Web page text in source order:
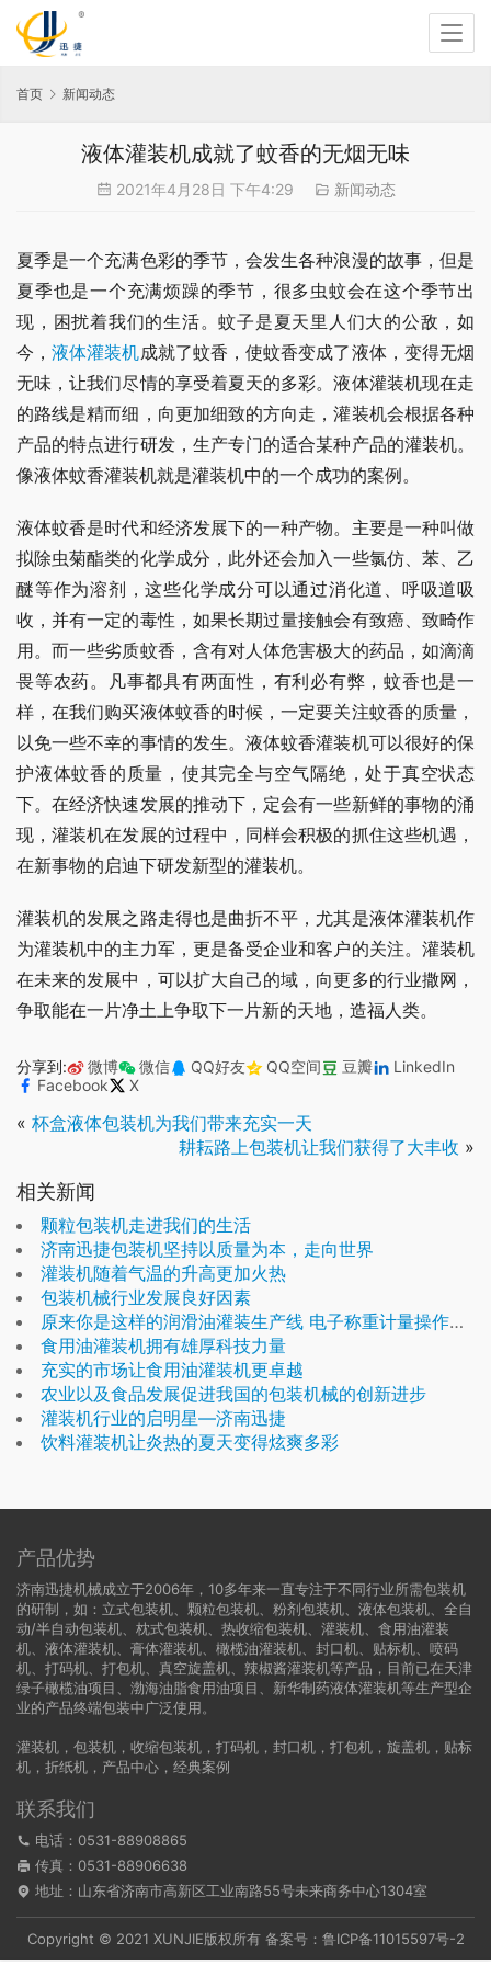
首页 新闻动态
液体灌装机成就了蚊香的无烟无味
2021年4月28日 下午4:29 新闻动态
夏季是一个充满色彩的季节，会发生各种浪漫的故事，但是
夏季也是一个充满烦躁的季节，很多虫蚊会在这个季节出
现，困扰着我们的生活。蚊子是夏天里人们大的公敌，如
今，液体灌装机成就了蚊香，使蚊香变成了液体，变得无烟
无味，让我们尽情的享受着夏天的多彩。液体灌装机现在走
的路线是精而细，向更加细致的方向走，灌装机会根据各种
产品的特点进行研发，生产专门的适合某种产品的灌装机。
像液体蚊香灌装机就是灌装机中的一个成功的案例。
液体蚊香是时代和经济发展下的一种产物。主要是一种叫做
拟除虫菊酯类的化学成分，此外还会加入一些氯仿、苯、乙
醚等作为溶剂，这些化学成分可以通过消化道、呼吸道吸
收，并有一定的毒性，如果长期过量接触会有致癌、致畸作
用。而一些劣质蚊香，含有对人体危害极大的药品，如滴滴
畏等农药。凡事都具有两面性，有利必有弊，蚊香也是一
样，在我们购买液体蚊香的时候，一定要关注蚊香的质量，
以免一些不幸的事情的发生。液体蚊香灌装机可以很好的保
护液体蚊香的质量，使其完全与空气隔绝，处于真空状态
下。在经济快速发展的推动下，定会有一些新鲜的事物的涌
现，灌装机在发展的过程中，同样会积极的抓住这些机遇，
在新事物的启迪下研发新型的灌装机。
灌装机的发展之路走得也是曲折不平，尤其是液体灌装机作
为灌装机中的主力军，更是备受企业和客户的关注。灌装机
在未来的发展中，可以扩大自己的域，向更多的行业撒网，
争取能在一片净土上争取下一片新的天地，造福人类。
分享到: 微博 微信 QQ好友 QQ空间 豆瓣
LinkedIn
Facebook
X
« 杯盒液体包装机为我们带来充实一天
耕耘路上包装机让我们获得了大丰收 »
相关新闻
颗粒包装机走进我们的生活
济南迅捷包装机坚持以质量为本，走向世界
灌装机随着气温的升高更加火热
包装机械行业发展良好因素
原来你是这样的润滑油灌装生产线 电子称重计量操作更便捷
食用油灌装机拥有雄厚科技力量
充实的市场让食用油灌装机更卓越
农业以及食品发展促进我国的包装机械的创新进步
灌装机行业的启明星—济南迅捷
饮料灌装机让炎热的夏天变得炫爽多彩
产品优势
济南迅捷机械成立于2006年，10多年来一直专注于不同行业所需包装机
的研制，如：立式包装机、颗粒包装机、粉剂包装机、液体包装机、全自
动/半自动包装机、枕式包装机、热收缩包装机、灌装机、食用油灌装
机、液体灌装机、膏体灌装机、橄榄油灌装机、封口机、贴标机、喷码
机、打码机、打包机、真空旋盖机、辣椒酱灌装机等产品，目前已在天津
绿子橄榄油项目、渤海油脂食用油项目、新华制药液体灌装机等生产型企
业的产品终端包装中广泛使用。
灌装机 ， 包装机 ， 收缩包装机 ， 打码机 ， 封口机 ， 打包机 ， 旋盖机 ， 贴标
机 ， 折纸机 ， 产品中心 ， 经典案例
联系我们
电话：0531-88908865
传真：0531-88906638
地址：山东省济南市高新区工业南路55号未来商务中心1304室
Copyright © 2021 XUNJIE版权所有 备案号： 鲁ICP备11015597号-2